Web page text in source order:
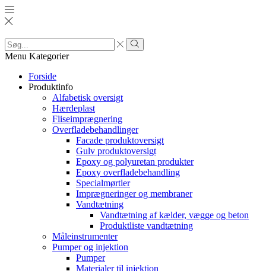
Search
input
Search
Menu Kategorier
Forside
Produktinfo
Alfabetisk oversigt
Hærdeplast
Fliseimprægnering
Overfladebehandlinger
Facade produktoversigt
Gulv produktoversigt
Epoxy og polyuretan produkter
Epoxy overfladebehandling
Specialmørtler
Imprægneringer og membraner
Vandtætning
Vandtætning af kælder, vægge og beton
Produktliste vandtætning
Måleinstrumenter
Pumper og injektion
Pumper
Materialer til injektion